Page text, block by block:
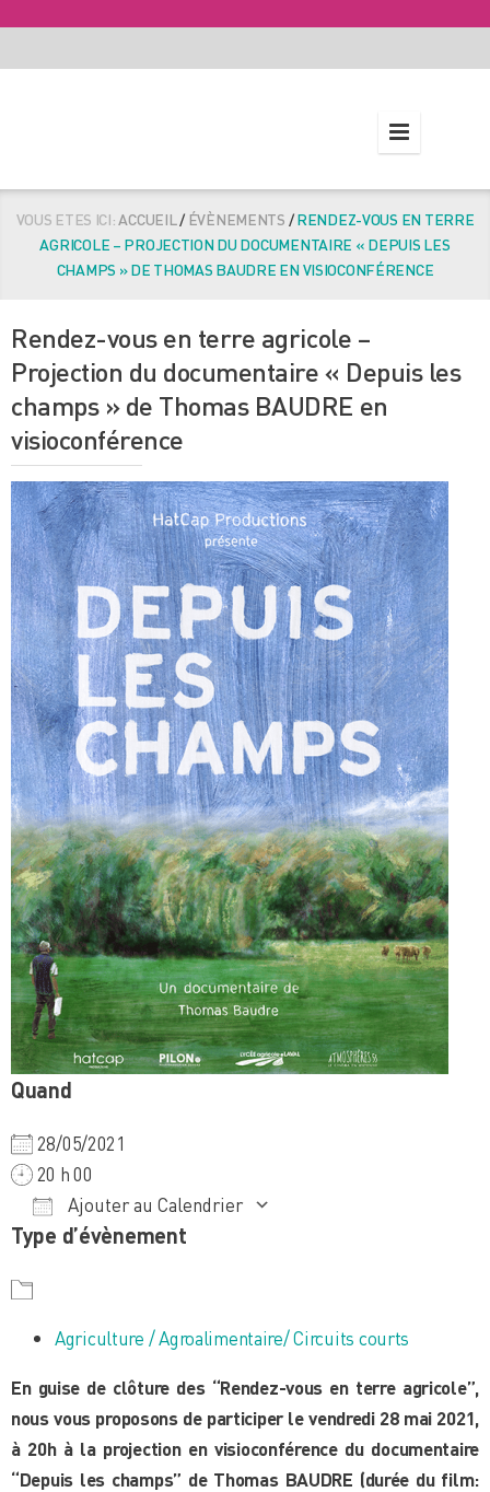
VOUS ETES ICI:ACCUEIL/ÉVÈNEMENTS /RENDEZ-VOUS EN TERRE
AGRICOLE – PROJECTION DU DOCUMENTAIRE « DEPUIS LES
CHAMPS » DE THOMAS BAUDRE EN VISIOCONFÉRENCE
Rendez-vous en terre agricole –
Projection du documentaire « Depuis les
champs » de Thomas BAUDRE en
visioconférence
Quand
28/05/2021
20 h 00
Ajouter au Calendrier
Télécharger ICS
Calendrier Google
iCalendar
Type d’évènement
Agriculture / Agroalimentaire/ Circuits courts
En guise de clôture des “Rendez-vous en terre agricole”,
nous vous proposons de participer le vendredi 28 mai 2021,
à 20h à la projection en visioconférence du documentaire
“Depuis les champs” de Thomas BAUDRE (durée du film: